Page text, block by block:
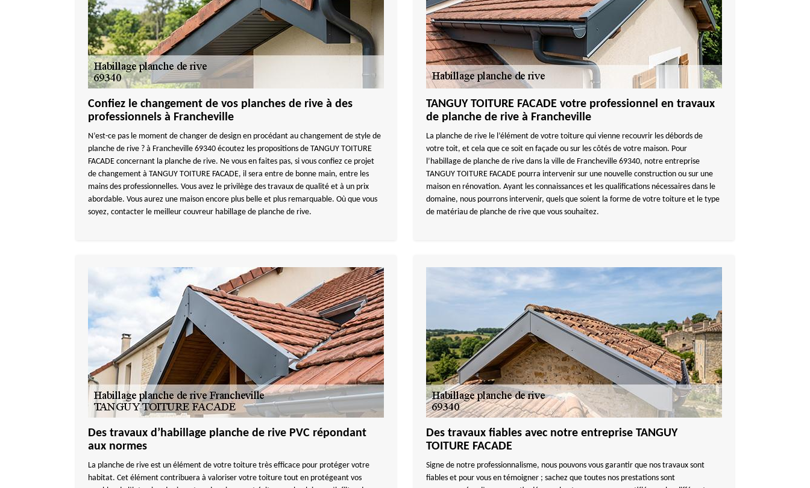
Confiez le changement de vos planches de rive à des
professionnels à Francheville
N’est-ce pas le moment de changer de design en procédant au changement de style de
planche de rive ? à Francheville 69340 écoutez les propositions de TANGUY TOITURE
FACADE concernant la planche de rive. Ne vous en faites pas, si vous confiez ce projet
de changement à TANGUY TOITURE FACADE, il sera entre de bonne main, entre les
mains des professionnelles. Vous avez le privilège des travaux de qualité et à un prix
abordable. Vous aurez une maison encore plus belle et plus remarquable. Où que vous
soyez, contacter le meilleur couvreur habillage de planche de rive.
TANGUY TOITURE FACADE votre professionnel en travaux
de planche de rive à Francheville
La planche de rive le l’élément de votre toiture qui vienne recouvrir les débords de
votre toit, et cela que ce soit en façade ou sur les côtés de votre maison. Pour
l’habillage de planche de rive dans la ville de Francheville 69340, notre entreprise
TANGUY TOITURE FACADE pourra intervenir sur une nouvelle construction ou sur une
maison en rénovation. Ayant les connaissances et les qualifications nécessaires dans le
domaine, nous pourrons intervenir, quels que soient la forme de votre toiture et le type
de matériau de planche de rive que vous souhaitez.
Des travaux d’habillage planche de rive PVC répondant
aux normes
La planche de rive est un élément de votre toiture très efficace pour protéger votre
habitat. Cet élément contribuera à valoriser votre toiture tout en protégeant vos
Des travaux fiables avec notre entreprise TANGUY
TOITURE FACADE
Signe de notre professionnalisme, nous pouvons vous garantir que nos travaux sont
fiables et pour vous en témoigner ; sachez que toutes nos prestations sont